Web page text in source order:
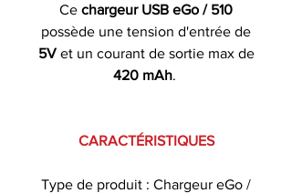
Ce chargeur USB eGo / 510
possède une tension d'entrée de
5V et un courant de sortie max de
420 mAh.
CARACTÉRISTIQUES
Type de produit : Chargeur eGo /